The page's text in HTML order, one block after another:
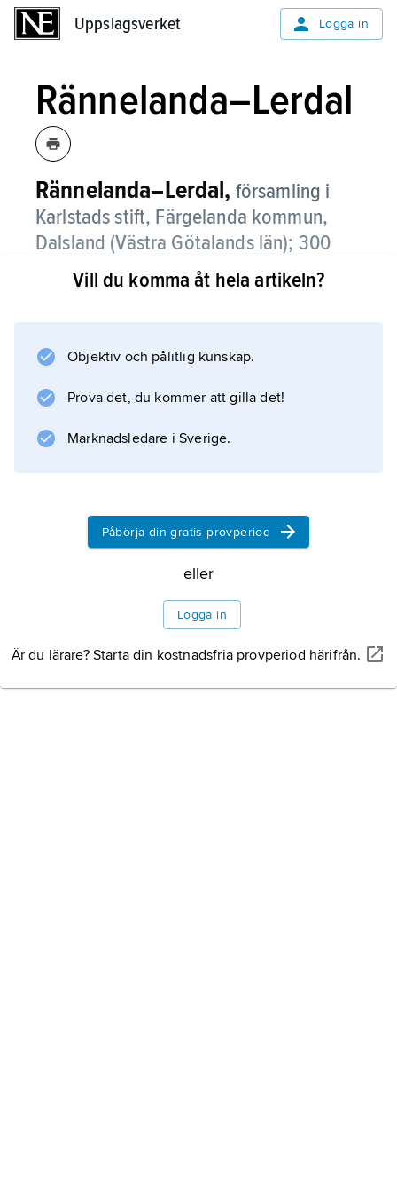
Uppslagsverket Logga in
Rännelanda–Lerdal
Rännelanda–Lerdal, församling i
Karlstads stift, Färgelanda kommun,
Dalsland (Västra Götalands län); 300
invånare (2016).
Rännelanda
Lerdal
.
Information om artikeln
Vill du komma åt hela artikeln?
Objektiv och pålitlig kunskap.
Prova det, du kommer att gilla det!
Marknadsledare i Sverige.
Påbörja din gratis provperiod
eller
Logga in
Är du lärare? Starta din kostnadsfria provperiod härifrån.